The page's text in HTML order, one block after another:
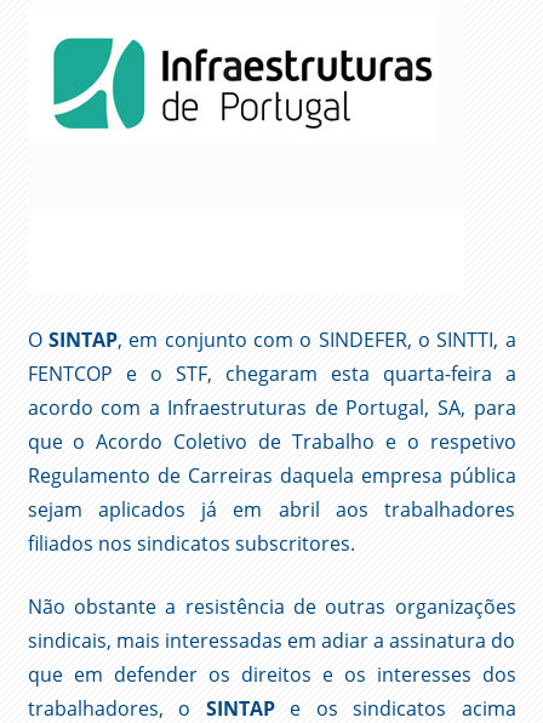
O SINTAP, em conjunto com o SINDEFER, o SINTTI, a
FENTCOP e o STF, chegaram esta quarta-feira a
acordo com a Infraestruturas de Portugal, SA, para
que o Acordo Coletivo de Trabalho e o respetivo
Regulamento de Carreiras daquela empresa pública
sejam aplicados já em abril aos trabalhadores
filiados nos sindicatos subscritores.
Não obstante a resistência de outras organizações
sindicais, mais interessadas em adiar a assinatura do
que em defender os direitos e os interesses dos
trabalhadores, o SINTAPe os sindicatos acima